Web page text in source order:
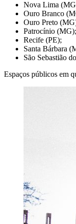
Nova Lima
Ouro Branco
Ouro Preto
Patrocínio (MG);
Recife (PE);
Santa Bárbara
São Sebastião
Espaços públicos em